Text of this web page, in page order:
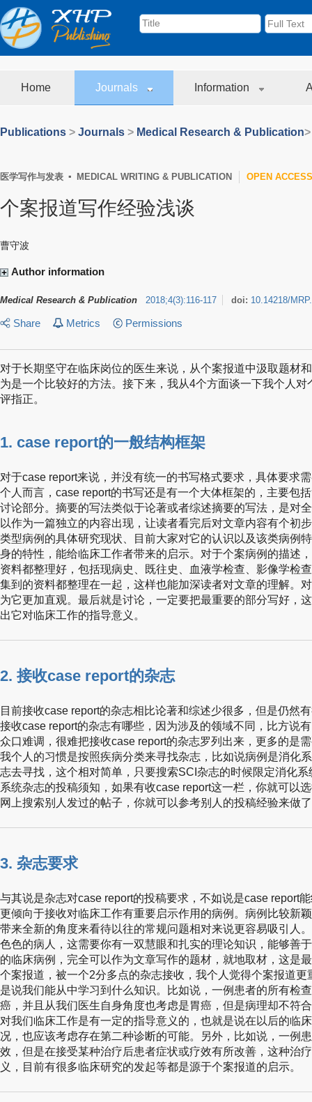
Home Journals Information
Publications > Journals > Medical Research & Publication
医学写作与发表 ▪ MEDICAL WRITING & PUBLICATION OPEN ACCESS
个案报道写作经验浅谈
曹守波
Author information
Medical Research & Publication 2018;4(3):116-117 doi: 10.14218/
Share Metrics Permissions
对于长期坚守在临床岗位的医生来说，从个案报道中汲取题材
为是一个比较好的方法。接下来，我从4个方面谈一下我个人
评指正。
1. case report的一般结构框架
对于case report来说，并没有统一的书写格式要求，具体要求
个人而言，case report的书写还是有一个大体框架的，主要包
讨论部分。摘要的写法类似于论著或者综述摘要的写法，是对
以作为一篇独立的内容出现，让读者看完后对文章内容有个初
类型病例的具体研究现状、目前大家对它的认识以及该类病例
身的特性，能给临床工作者带来的启示。对于个案病例的描述
资料都整理好，包括现病史、既往史、血液学检查、影像学检
集到的资料都整理在一起，这样也能加深读者对文章的理解。
为它更加直观。最后就是讨论，一定要把最重要的部分写好，
出它对临床工作的指导意义。
2. 接收case report的杂志
目前接收case report的杂志相比论著和综述少很多，但是仍然
接收case report的杂志有哪些，因为涉及的领域不同，比方说
众口难调，很难把接收case report的杂志罗列出来，更多的是
我个人的习惯是按照疾病分类来寻找杂志，比如说病例是消化
志去寻找，这个相对简单，只要搜索SCI杂志的时候限定消化
系统杂志的投稿须知，如果有收case report这一栏，你就可以
网上搜索别人发过的帖子，你就可以参考别人的投稿经验来做
3. 杂志要求
与其说是杂志对case report的投稿要求，不如说是case report
更倾向于接收对临床工作有重要启示作用的病例。病例比较新
带来全新的角度来看待以往的常规问题相对来说更容易吸引人
色色的病人，这需要你有一双慧眼和扎实的理论知识，能够善
的临床病例，完全可以作为文章写作的题材，就地取材，这是
个案报道，被一个2分多点的杂志接收，我个人觉得个案报道
是说我们能从中学习到什么知识。比如说，一例患者的所有检
癌，并且从我们医生自身角度也考虑是胃癌，但是病理却不符
对我们临床工作是有一定的指导意义的，也就是说在以后的临
况，也应该考虑存在第二种诊断的可能。另外，比如说，一例
效，但是在接受某种治疗后患者症状或疗效有所改善，这种治
义，目前有很多临床研究的发起等都是源于个案报道的启示。